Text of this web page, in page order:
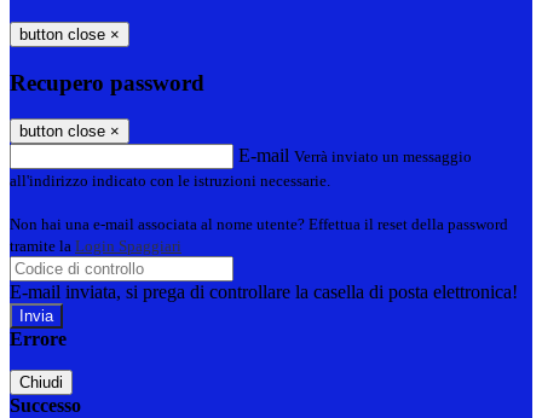
button close ×
Recupero password
button close ×
E-mail Verrà inviato un messaggio
all'indirizzo indicato con le istruzioni necessarie.
Non hai una e-mail associata al nome utente? Effettua il reset della password
tramite la Login Spaggiari
E-mail inviata, si prega di controllare la casella di posta elettronica!
Errore
Chiudi
Successo